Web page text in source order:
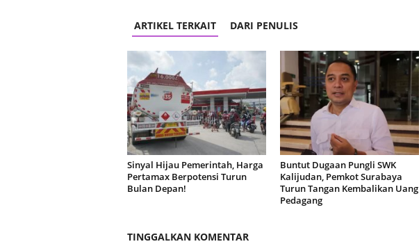
ARTIKEL TERKAIT DARI PENULIS
Sinyal Hijau Pemerintah, Harga
Pertamax Berpotensi Turun
Bulan Depan!
Buntut Dugaan Pungli SWK
Kalijudan, Pemkot Surabaya
Turun Tangan Kembalikan Uang
Pedagang
TINGGALKAN KOMENTAR